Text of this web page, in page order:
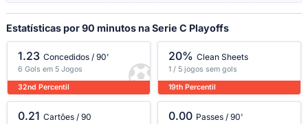
Estatísticas por 90 minutos na Serie C Playoffs
1.23 Concedidos / 90'
6 Gols em 5 Jogos
32nd Percentil
20% Clean Sheets
1 / 5 jogos sem gols
19th Percentil
0.21 Cartões / 90 0.00 Passes / 90'